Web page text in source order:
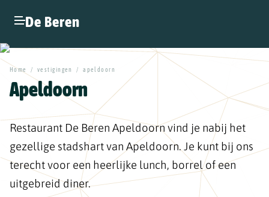
De Beren
Home / vestigingen / apeldoorn
Apeldoorn
Restaurant De Beren Apeldoorn vind je nabij het
gezellige stadshart van Apeldoorn. Je kunt bij ons
terecht voor een heerlijke lunch, borrel of een
uitgebreid diner.